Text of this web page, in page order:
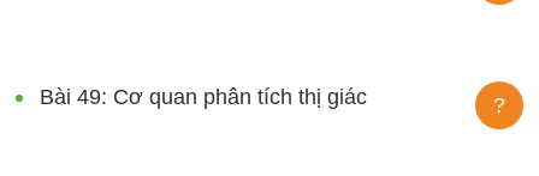
Bài 49: Cơ quan phân tích thị giác ?